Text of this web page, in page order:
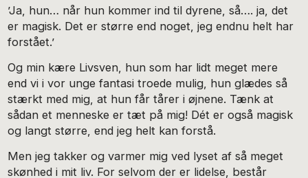
’Ja, hun… når hun kommer ind til dyrene, så…. ja, det
er magisk. Det er større end noget, jeg endnu helt har
forstået.’
Og min kære Livsven, hun som har lidt meget mere
end vi i vor unge fantasi troede mulig, hun glædes så
stærkt med mig, at hun får tårer i øjnene. Tænk at
sådan et menneske er tæt på mig! Dét er også magisk
og langt større, end jeg helt kan forstå.
Men jeg takker og varmer mig ved lyset af så meget
skønhed i mit liv. For selvom der er lidelse, består